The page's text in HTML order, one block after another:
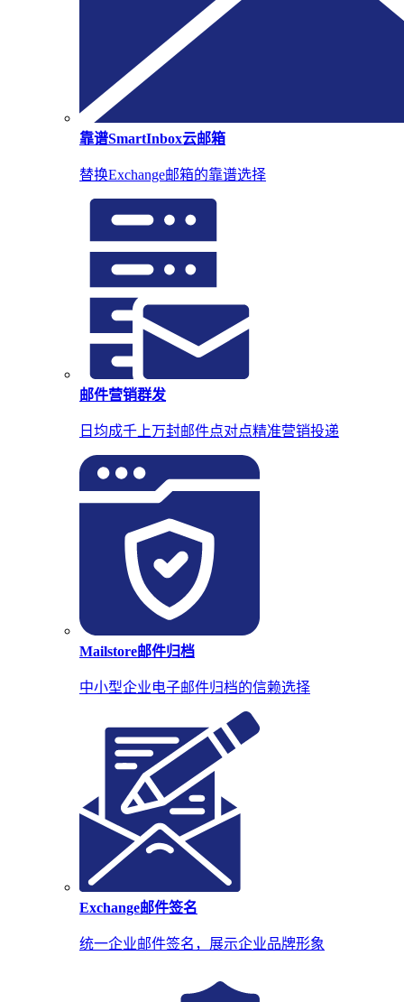
靠谱SmartInbox云邮箱
替换Exchange邮箱的靠谱选择
邮件营销群发
日均成千上万封邮件点对点精准营销投递
Mailstore邮件归档
中小型企业电子邮件归档的信赖选择
Exchange邮件签名
统一企业邮件签名，展示企业品牌形象